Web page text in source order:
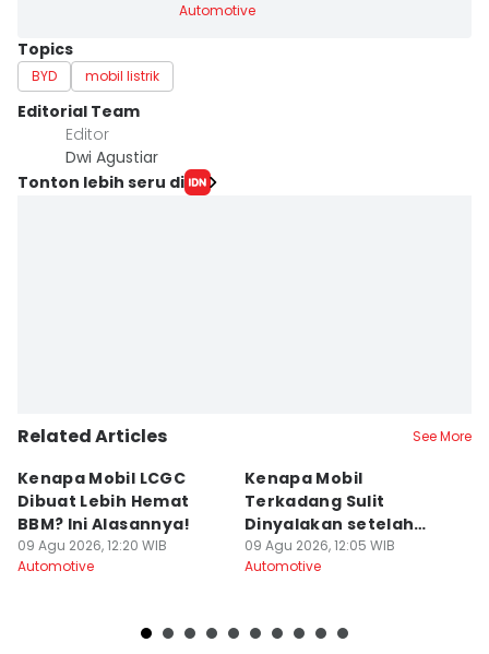
Automotive
Topics
BYD mobil listrik
Editorial Team
Editor
Dwi Agustiar
Tonton lebih seru di
Related Articles See More
Kenapa Mobil LCGC
Dibuat Lebih Hemat
BBM? Ini Alasannya!
09 Agu 2026, 12:20 WIB
Automotive
Kenapa Mobil
Terkadang Sulit
Dinyalakan setelah
Hujan?
09 Agu 2026, 12:05 WIB
Automotive